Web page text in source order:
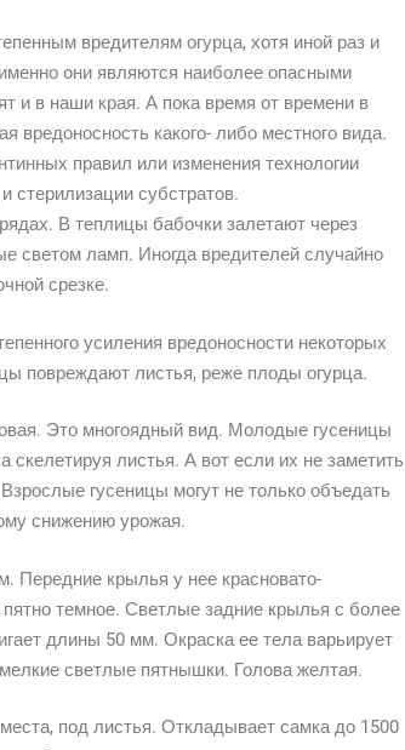
вредителям огурца, хотя иной раз и
они являются наиболее опасными
и в наши края. А пока время от времени в
вредоносность какого- либо местного вида.
правил или изменения технологии
стерилизации субстратов.
В теплицы бабочки залетают через
светом ламп. Иногда вредителей случайно
срезке.
усиления вредоносности некоторых
повреждают листья, реже плоды огурца.
Это многоядный вид. Молодые гусеницы
скелетируя листья. А вот если их не заметить
гусеницы могут не только объедать
снижению урожая.
Передние крылья у нее красновато-
темное. Светлые задние крылья с более
длины 50 мм. Окраска ее тела варьирует
светлые пятнышки. Голова желтая.
под листья. Откладывает самка до 1500